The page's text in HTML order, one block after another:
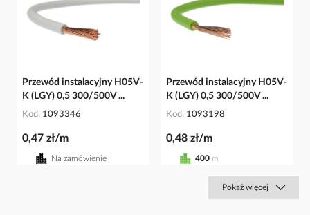
Przewód instalacyjny H05V-
K (LGY) 0,5 300/500V ...
Kod 1093346
0,47 zł/m
Na zamówienie
Przewód instalacyjny H05V-
K (LGY) 0,5 300/500V ...
Kod 1093198
0,48 zł/m
400 m
Pokaż więcej